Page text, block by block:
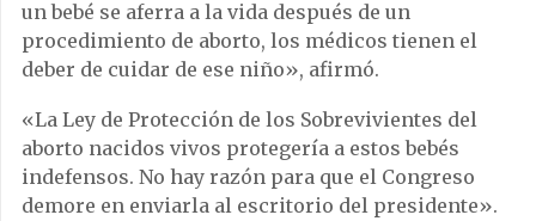
un bebé se aferra a la vida después de un
procedimiento de aborto, los médicos tienen el
deber de cuidar de ese niño», afirmó.
«La Ley de Protección de los Sobrevivientes del
aborto nacidos vivos protegería a estos bebés
indefensos. No hay razón para que el Congreso
demore en enviarla al escritorio del presidente».